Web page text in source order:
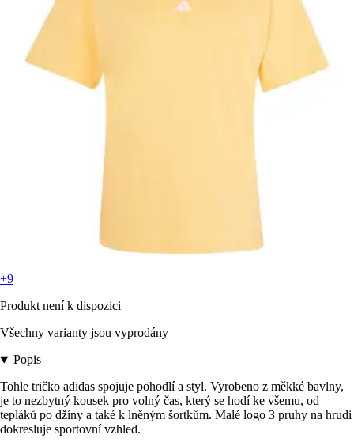
+9
Produkt není k dispozici
Všechny varianty jsou vyprodány
Popis
Tohle tričko adidas spojuje pohodlí a styl. Vyrobeno z měkké bavlny,
je to nezbytný kousek pro volný čas, který se hodí ke všemu, od
tepláků po džíny a také k lněným šortkům. Malé logo 3 pruhy na hrudi
dokresluje sportovní vzhled.